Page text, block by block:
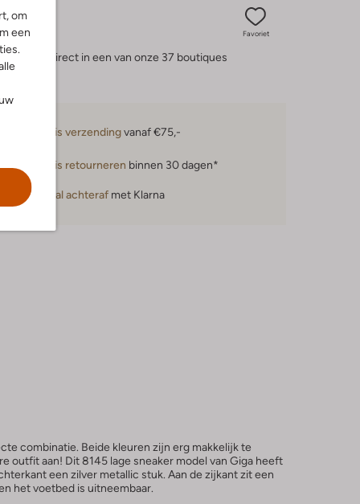
om
een
Favoriet
direct in een van onze 37 boutiques
Gratis verzendingvanaf €75,-
Gratis retourneren binnen 30 dagen*
Betaal achteraf met Klarna
combinatie. Beide kleuren zijn erg makkelijk te
outfit aan! Dit 8145 lage sneaker model van Giga heeft
een zilver metallic stuk. Aan de zijkant zit een
het voetbed is uitneembaar.